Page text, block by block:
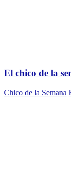
El chico de la
Chico de la Semana